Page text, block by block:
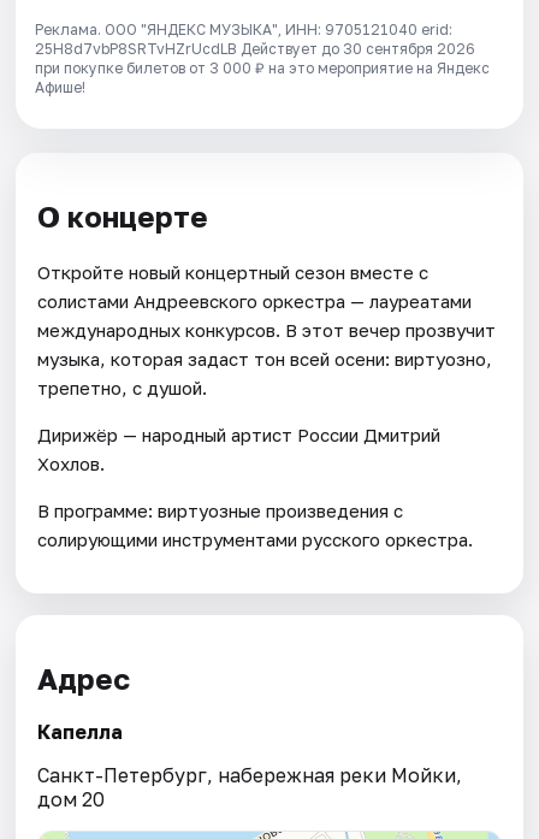
Реклама. ООО "ЯНДЕКС МУЗЫКА", ИНН: 9705121040 erid:
25H8d7vbP8SRTvHZrUcdLB Действует до 30 сентября 2026
при покупке билетов от 3 000 ₽ на это мероприятие на Яндекс
Афише!
О концерте
Откройте новый концертный сезон вместе с
солистами Андреевского оркестра — лауреатами
международных конкурсов. В этот вечер прозвучит
музыка, которая задаст тон всей осени: виртуозно,
трепетно, с душой.
Дирижёр — народный артист России Дмитрий
Хохлов.
В программе: виртуозные произведения с
солирующими инструментами русского оркестра.
Адрес
Капелла
Санкт-Петербург, набережная реки Мойки,
дом 20